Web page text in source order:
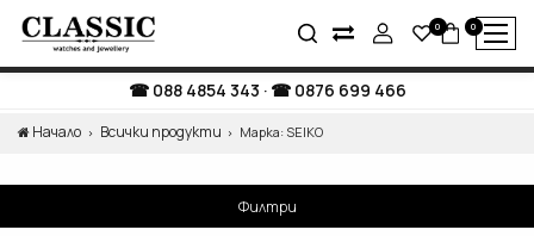
0 0
088 4854 343 · 0876 699 466
Начало Всички продукти Марка: SEIKO
Филтри